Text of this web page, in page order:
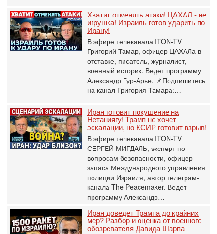
Хватит отменять атаки! ЦАХАЛ - не
игрушка! Израиль готов ударить по
Ирану!
В эфире телеканала ITON-TV
Григорий Тамар, офицер ЦАХАЛа в
отставке, писатель, журналист,
военный историк. Ведет программу
Александр Гур-Арье. 📌Подпишитесь
на канал Григория Тамара:…
Иран готовит покушение на
Нетаниягу! Трамп не хочет
эскалации, но КСИР готовит взрыв!
В эфире телеканала ITON-TV
СЕРГЕЙ МИГДАЛЬ, эксперт по
вопросам безопасности, офицер
запаса Международного управления
полиции Израиля, автор телеграм-
канала The Peacemaker. Ведет
программу Александр…
Иран доведет Трампа до крайних
мер? Разбор и оценка от военного
обозревателя Давида Шарпа